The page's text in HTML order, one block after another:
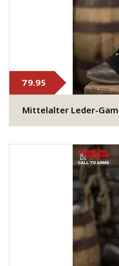
79.95
Mittelalter Leder-